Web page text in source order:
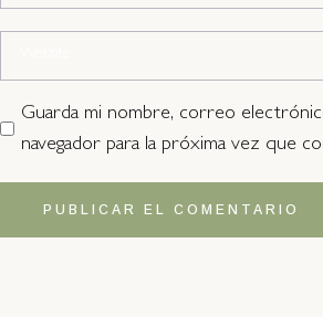
Guarda mi nombre, correo
navegador para la próxima vez que
PUBLICAR EL COMENTARIO